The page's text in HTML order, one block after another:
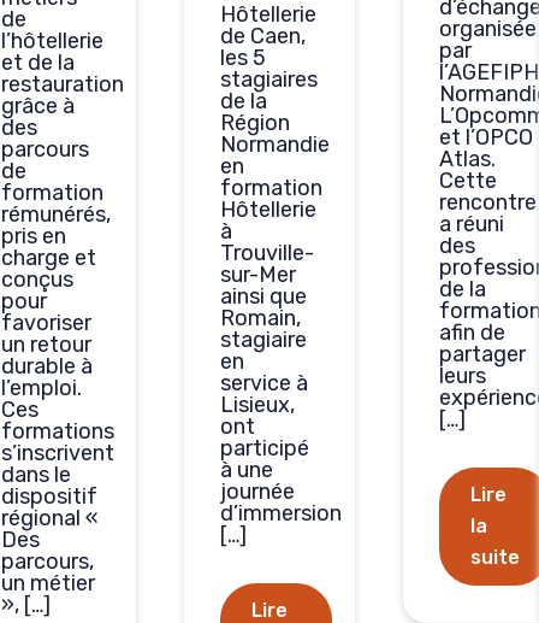
de
l’hôtellerie
et de la
restauration
grâce à
des
parcours
de
formation
rémunérés,
pris en
charge et
conçus
pour
favoriser
un retour
durable à
l’emploi.
Ces
formations
s’inscrivent
dans le
dispositif
régional «
Des
parcours,
un métier
», […]
Hôtellerie
de Caen,
les 5
stagiaires
de la
Région
Normandie
en
formation
Hôtellerie
à
Trouville-
sur-Mer
ainsi que
Romain,
stagiaire
en
service à
Lisieux,
ont
participé
à une
journée
d’immersion
[…]
Lire
organisée
par
l’AGEFIPH
et l’OPCO
Atlas.
Cette
rencontre
a réuni
des
de la
afin de
partager
leurs
[…]
Lire
la
suite